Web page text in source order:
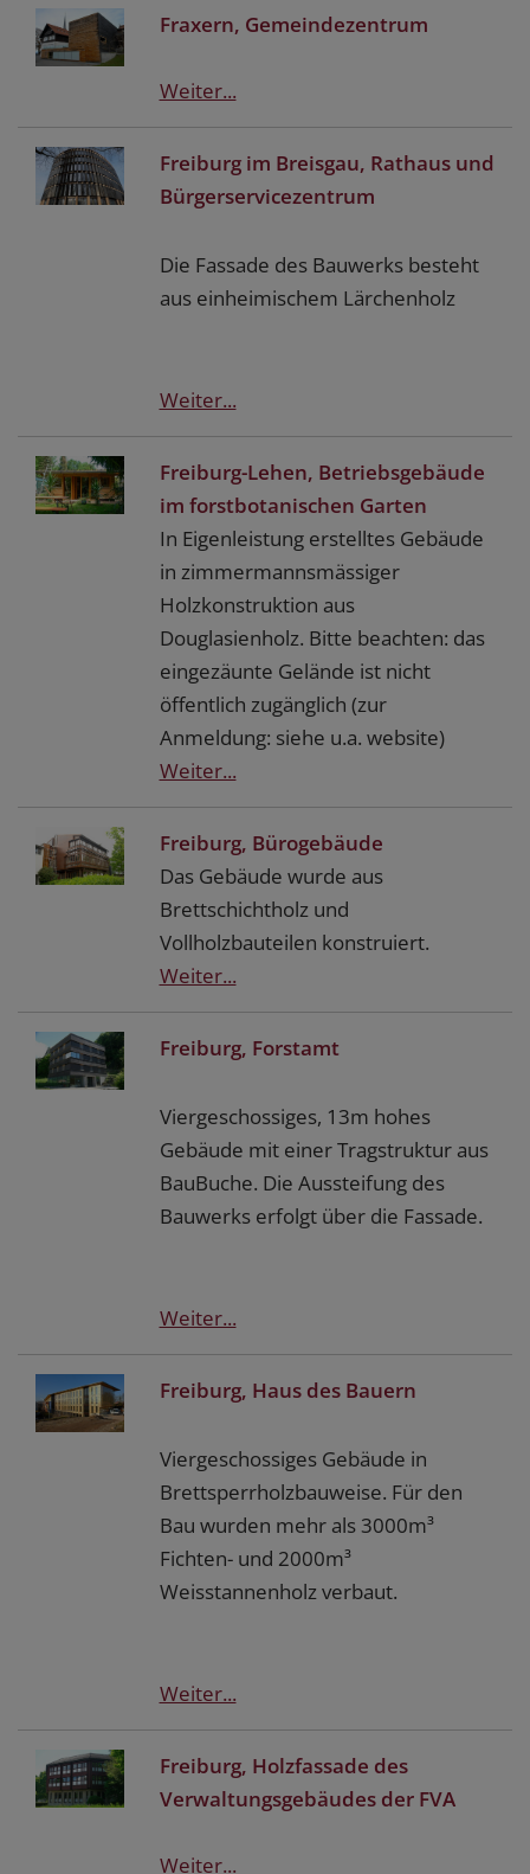
Fraxern, Gemeindezentrum
Weiter...
Freiburg im Breisgau, Rathaus und
Bürgerservicezentrum
Die Fassade des Bauwerks besteht
aus einheimischem Lärchenholz
Weiter...
Freiburg-Lehen, Betriebsgebäude
im forstbotanischen Garten
In Eigenleistung erstelltes Gebäude
in zimmermannsmässiger
Holzkonstruktion aus
Douglasienholz. Bitte beachten: das
eingezäunte Gelände ist nicht
öffentlich zugänglich (zur
Anmeldung: siehe u.a. website)
Weiter...
Freiburg, Bürogebäude
Das Gebäude wurde aus
Brettschichtholz und
Vollholzbauteilen konstruiert.
Weiter...
Freiburg, Forstamt
Viergeschossiges, 13m hohes
Gebäude mit einer Tragstruktur aus
BauBuche. Die Aussteifung des
Bauwerks erfolgt über die Fassade.
Weiter...
Freiburg, Haus des Bauern
Viergeschossiges Gebäude in
Brettsperrholzbauweise. Für den
Bau wurden mehr als 3000m³
Fichten- und 2000m³
Weisstannenholz verbaut.
Weiter...
Freiburg, Holzfassade des
Verwaltungsgebäudes der FVA
Weiter...